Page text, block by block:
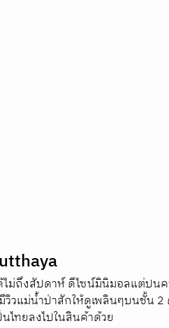
ไม่ถึงสัปดาห์ ดีไซน์มินิมอลแต่ป
แม่น้ำป่าสักให้ดูเพลินๆบนชั้น 2
ไทยลงไปในสินค้าด้วย